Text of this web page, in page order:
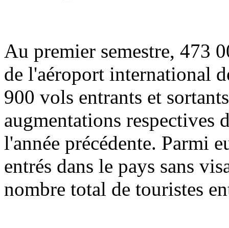
Au premier semestre, 473
de l'aéroport international
900 vols entrants et
augmentations respectives
l'année précédente. Parmi
entrés dans le pays sans
nombre total de touristes